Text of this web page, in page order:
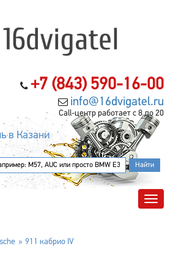
+7 (843) 590-16-00
info@16dvigatel.ru
Call-центр работает с 8 до 20
в Казани
911 кабрио IV